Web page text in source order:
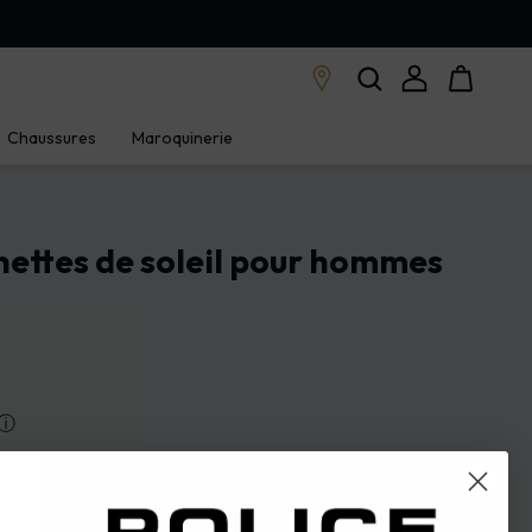
Chaussures Maroquinerie
de soleil pour hommes